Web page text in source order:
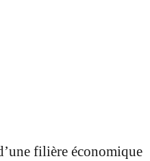
filière économique